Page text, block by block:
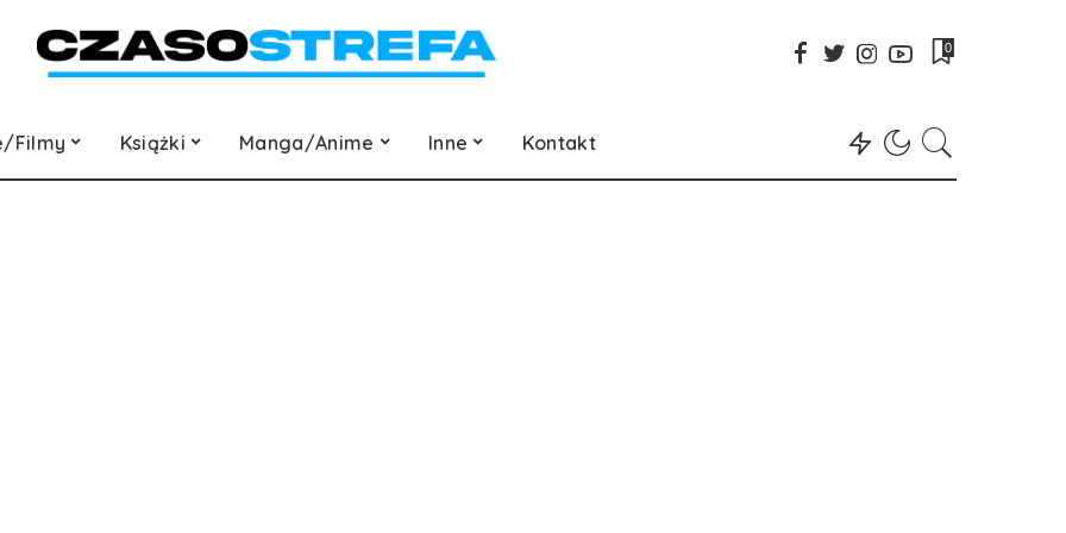
0
Filmy Książki Manga/Anime Inne Kontakt